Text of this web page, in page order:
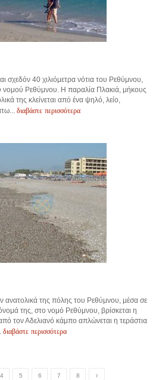
σχεδόν 40 χιλιόμετρα νότια του Ρεθύμνου,
νομού Ρεθύμνου. Η παραλία Πλακιά, μήκους
της κλείνεται από ένα ψηλό, λείο,
διαβάστε περισσότερα
ανατολικά της πόλης του Ρεθύμνου, μέσα σε
της, στο νομό Ρεθύμνου, βρίσκεται η
τον Αδελιανό κάμπο απλώνεται η τεράστια
διαβάστε περισσότερα
4 5 6 7 8